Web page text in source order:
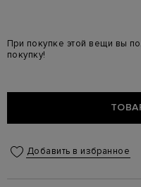
При покупке этой вещи вы
покупку!
Добавить в избранное